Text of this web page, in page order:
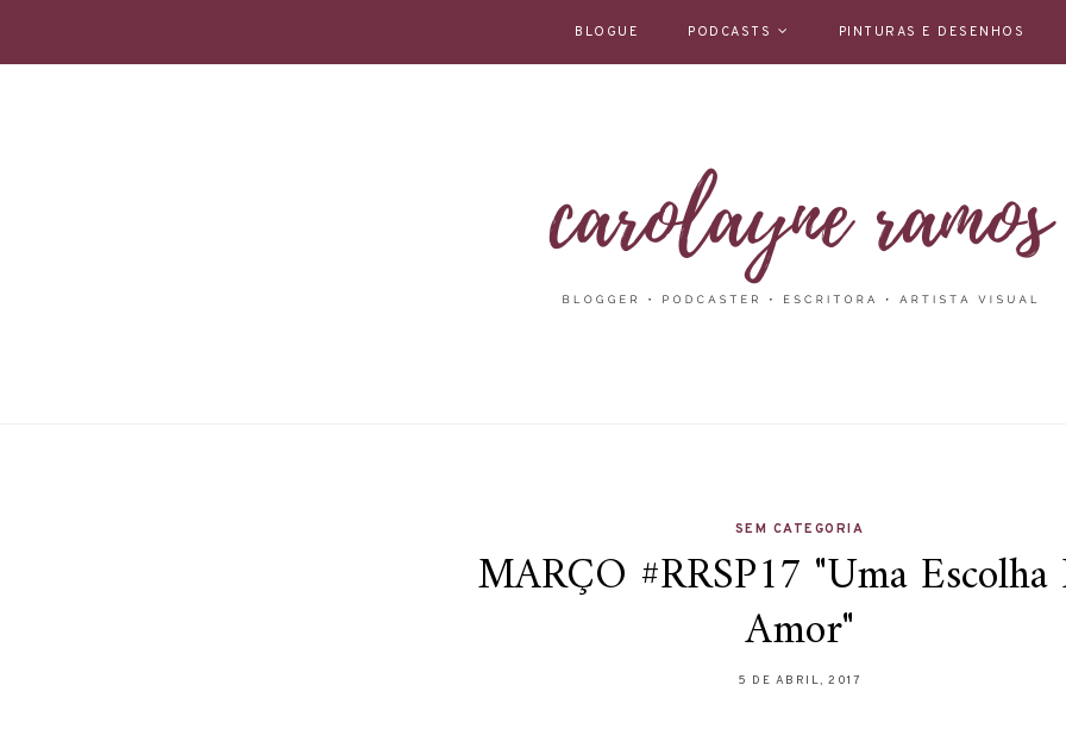
BLOGUE PODCASTS PINTURAS E DESENHOS
SEM CATEGORIA
MARÇO #RRSP17 "Uma
Amor"
5 DE ABRIL, 2017